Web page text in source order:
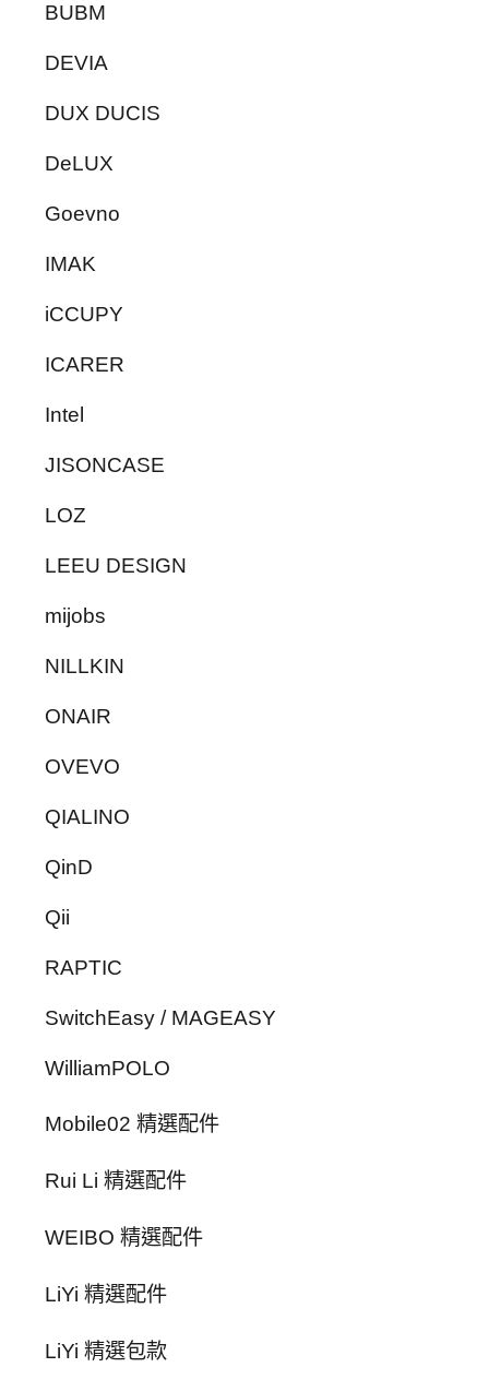
BUBM
DEVIA
DUX DUCIS
DeLUX
Goevno
IMAK
iCCUPY
ICARER
Intel
JISONCASE
LOZ
LEEU DESIGN
mijobs
NILLKIN
ONAIR
OVEVO
QIALINO
QinD
Qii
RAPTIC
SwitchEasy / MAGEASY
WilliamPOLO
Mobile02 精選配件
Rui Li 精選配件
WEIBO 精選配件
LiYi 精選配件
LiYi 精選包款